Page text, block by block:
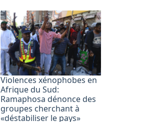
Violences xénophobes en
Afrique du Sud:
Ramaphosa dénonce des
groupes cherchant à
«déstabiliser le pays»